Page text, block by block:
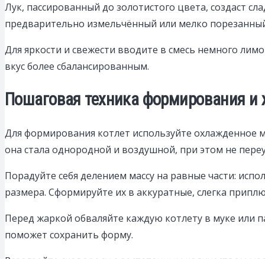
Лук, пассированный до золотистого цвета, создаст
предварительно измельчённый или мелко
Для яркости и свежести вводите в смесь немного
вкус более сбалансированным.
Пошаговая техника формирования
Для формирования котлет используйте
она стала однородной и воздушной, при этом не
Порадуйте себя делением массу на равные части:
размера. Сформируйте их в аккуратные, слегка
Перед жаркой обваляйте каждую котлету в муке или
поможет сохранить форму.